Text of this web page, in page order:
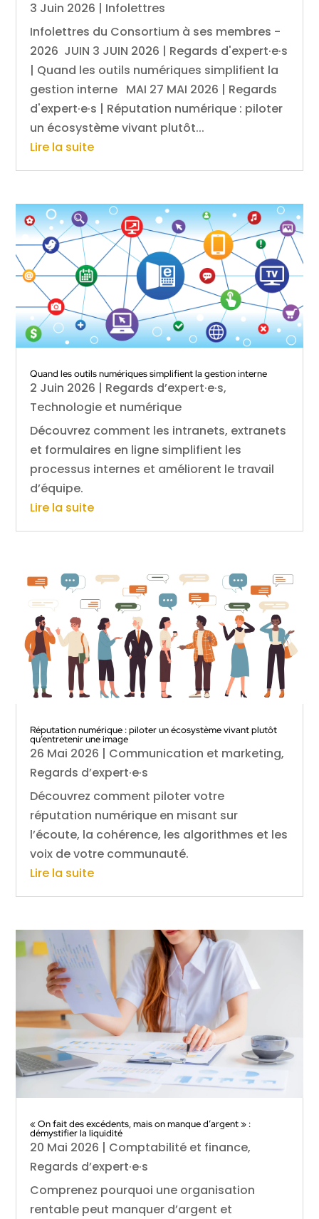
3 Juin 2026 | Infolettres
Infolettres du Consortium à ses membres -
2026 JUIN 3 JUIN 2026 | Regards d'expert·e·s
| Quand les outils numériques simplifient la
gestion interne MAI 27 MAI 2026 | Regards
d'expert·e·s | Réputation numérique : piloter
un écosystème vivant plutôt...
Lire la suite
Quand les outils numériques simplifient la gestion interne
2 Juin 2026 | Regards d’expert·e·s,
Technologie et numérique
Découvrez comment les intranets, extranets
et formulaires en ligne simplifient les
processus internes et améliorent le travail
d’équipe.
Lire la suite
Réputation numérique : piloter un écosystème vivant plutôt
qu’entretenir une image
26 Mai 2026 | Communication et marketing,
Regards d’expert·e·s
Découvrez comment piloter votre
réputation numérique en misant sur
l’écoute, la cohérence, les algorithmes et les
voix de votre communauté.
Lire la suite
« On fait des excédents, mais on manque d’argent » :
démystifier la liquidité
20 Mai 2026 | Comptabilité et finance,
Regards d’expert·e·s
Comprenez pourquoi une organisation
rentable peut manquer d’argent et